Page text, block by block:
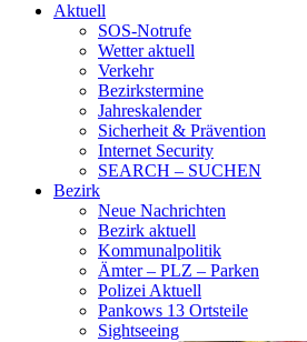
Aktuell
SOS-Notrufe
Wetter aktuell
Verkehr
Bezirkstermine
Jahreskalender
Sicherheit & Prävention
Internet Security
SEARCH – SUCHEN
Bezirk
Neue Nachrichten
Bezirk aktuell
Kommunalpolitik
Ämter – PLZ – Parken
Polizei Aktuell
Pankows 13 Ortsteile
Sightseeing